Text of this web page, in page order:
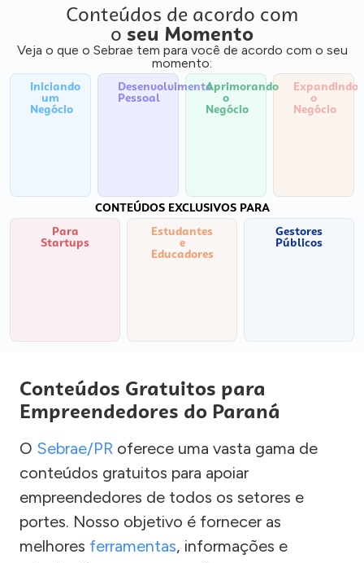
Conteúdos de acordo com
o seu Momento
Veja o que o Sebrae tem para você de acordo com o seu
momento:
Iniciando
um
Negócio
Desenvolvimento
Pessoal
Aprimorando
o
Negócio
Expandindo
o
Negócio
CONTEÚDOS EXCLUSIVOS PARA
Para
Startups
Estudantes
e
Educadores
Gestores
Públicos
Conteúdos Gratuitos para
Empreendedores do Paraná
O Sebrae/PR oferece uma vasta gama de
conteúdos gratuitos para apoiar
empreendedores de todos os setores e
portes. Nosso objetivo é fornecer as
melhores ferramentas, informações e